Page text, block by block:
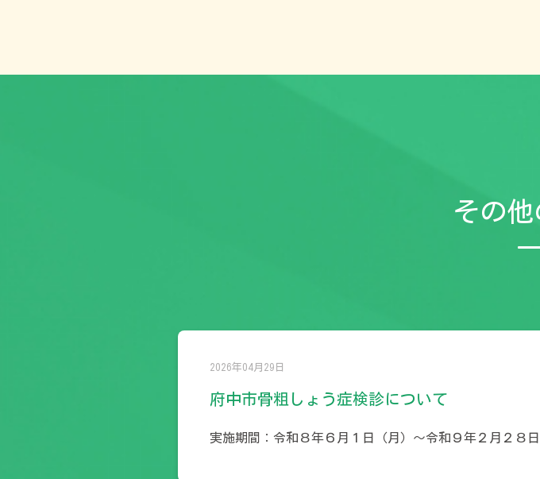
その
2026年04月29日
府中市骨粗しょう症検診について
実施期間：令和８年６月１日（月）～令和９年２月２